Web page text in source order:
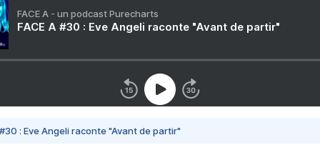
FACE A - un podcast Purecharts
FACE A #30 : Eve Angeli raconte "Avant de partir"
#30 : Eve Angeli raconte "Avant de partir"